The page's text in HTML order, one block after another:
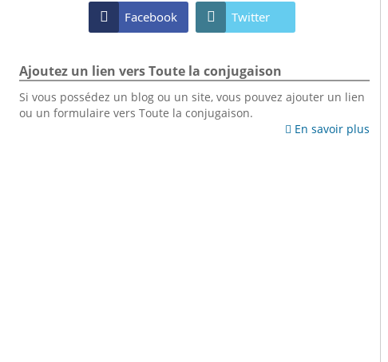
 Facebook  Twitter
Ajoutez un lien vers Toute la conjugaison
Si vous possédez un blog ou un site, vous pouvez ajouter un lien
ou un formulaire vers Toute la conjugaison.
 En savoir plus